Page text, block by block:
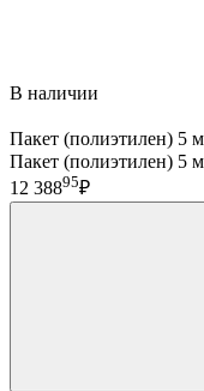
В наличии
Пакет (полиэтилен) 5
Пакет (полиэтилен) 5 м
12 38895₽